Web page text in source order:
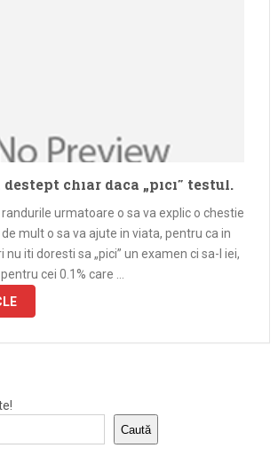
destept chiar daca „pici” testul.
randurile urmatoare o sa va explic o chestie
mult o sa va ajute in viata, pentru ca in
nu iti doresti sa „pici” un examen ci sa-l iei,
cei 0.1% care …
Caută